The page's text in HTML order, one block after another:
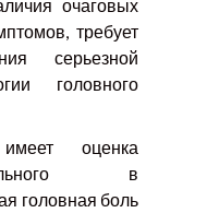
очаговых
требует
серьезной
головного
оценка
в
головная боль